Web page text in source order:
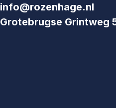
info@rozenhage.nl
Grotebrugse Grintweg